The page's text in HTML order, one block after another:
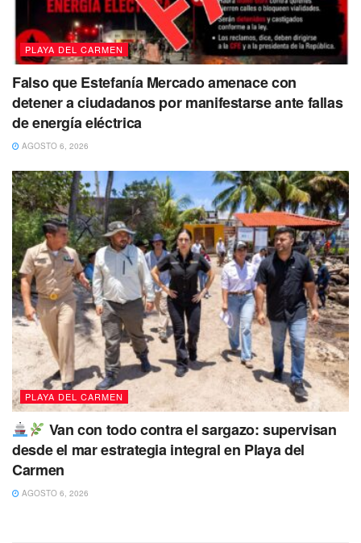
PLAYA DEL CARMEN
Falso que Estefanía Mercado amenace con
detener a ciudadanos por manifestarse ante fallas
de energía eléctrica
AGOSTO 6, 2026
PLAYA DEL CARMEN
Van con todo contra el sargazo: supervisan
desde el mar estrategia integral en Playa del
Carmen
AGOSTO 6, 2026